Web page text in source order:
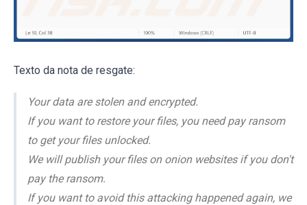
Texto da nota de resgate:
Your data are stolen and encrypted.
If you want to restore your files, you need pay ransom
to get your files unlocked.
We will publish your files on onion websites if you don't
pay the ransom.
If you want to avoid this attacking happened again, we